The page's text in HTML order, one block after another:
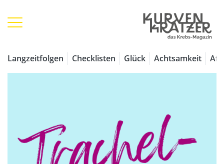
Langzeitfolgen Checklisten Glück Achtsamkeit